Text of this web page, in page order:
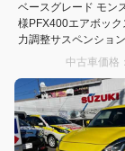
ベースグレード モン
様PFX400エアボッ
力調整サスペンショ
アボックス、エンジ
中古車価格：